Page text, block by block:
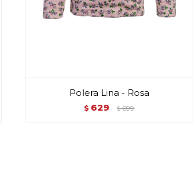
Polera Lina - Rosa
$ 629 $ 699